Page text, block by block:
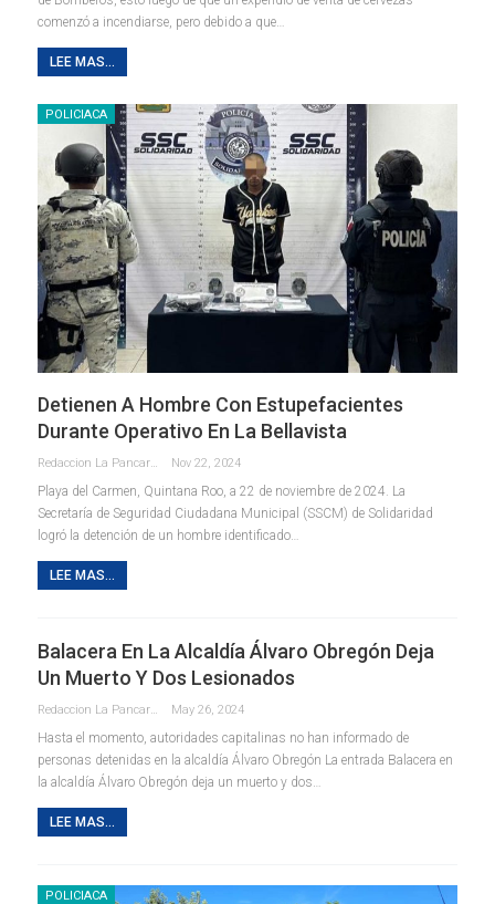
comenzó a incendiarse, pero debido a que
LEE MAS...
POLICIACA
Detienen A Hombre Con Estupefacientes
Durante Operativo En La Bellavista
Redaccion La Pancarta De Quintana Roo Nov 22, 2024
Playa del Carmen, Quintana Roo, a 22 de noviembre de 2024. La
Secretaría de Seguridad Ciudadana Municipal (SSCM) de Solidaridad
logró la detención de un hombre identificado…
LEE MAS...
Balacera En La Alcaldía Álvaro Obregón Deja
Un Muerto Y Dos Lesionados
Redaccion La Pancarta De Quintana Roo May 26, 2024
Hasta el momento, autoridades capitalinas no han informado de
personas detenidas en la alcaldía Álvaro Obregón La entrada Balacera en
la alcaldía Álvaro Obregón deja un muerto y dos…
LEE MAS...
POLICIACA